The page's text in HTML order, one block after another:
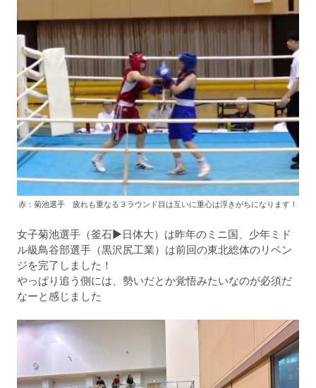
赤：菊池選手 疲れも重なる３ラウンド目は互いに重心は浮きがちになります！
女子菊池選手（釜石▶︎日体大）は昨年のミニ国、少年ミド
ル級鳥谷部選手（黒沢尻工業）は前回の東北総体のリベン
ジを完了しました！
やっぱり追う側には、勢いだとか覚悟みたいなのが必須だ
なーと感じました